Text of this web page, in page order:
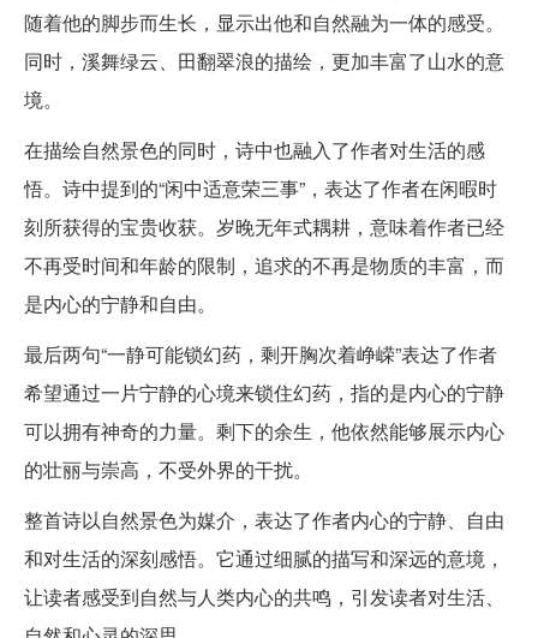
随着他的脚步而生长，显示出他和自然融为一体的感受。
同时，溪舞绿云、田翻翠浪的描绘，更加丰富了山水的意
境。
在描绘自然景色的同时，诗中也融入了作者对生活的感
悟。诗中提到的“闲中适意荣三事”，表达了作者在闲暇时
刻所获得的宝贵收获。岁晚无年式耦耕，意味着作者已经
不再受时间和年龄的限制，追求的不再是物质的丰富，而
是内心的宁静和自由。
最后两句“一静可能锁幻药，剩开胸次着峥嵘”表达了作者
希望通过一片宁静的心境来锁住幻药，指的是内心的宁静
可以拥有神奇的力量。剩下的余生，他依然能够展示内心
的壮丽与崇高，不受外界的干扰。
整首诗以自然景色为媒介，表达了作者内心的宁静、自由
和对生活的深刻感悟。它通过细腻的描写和深远的意境，
让读者感受到自然与人类内心的共鸣，引发读者对生活、